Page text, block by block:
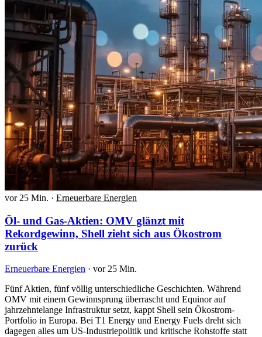
vor 25 Min. · Erneuerbare Energien
Öl- und Gas-Aktien: OMV glänzt mit
Rekordgewinn, Shell zieht sich aus Ökostrom
zurück
Erneuerbare Energien · vor 25 Min.
Fünf Aktien, fünf völlig unterschiedliche Geschichten. Während
OMV mit einem Gewinnsprung überrascht und Equinor auf
jahrzehntelange Infrastruktur setzt, kappt Shell sein Ökostrom-
Portfolio in Europa. Bei T1 Energy und Energy Fuels dreht sich
dagegen alles um US-Industriepolitik und kritische Rohstoffe statt